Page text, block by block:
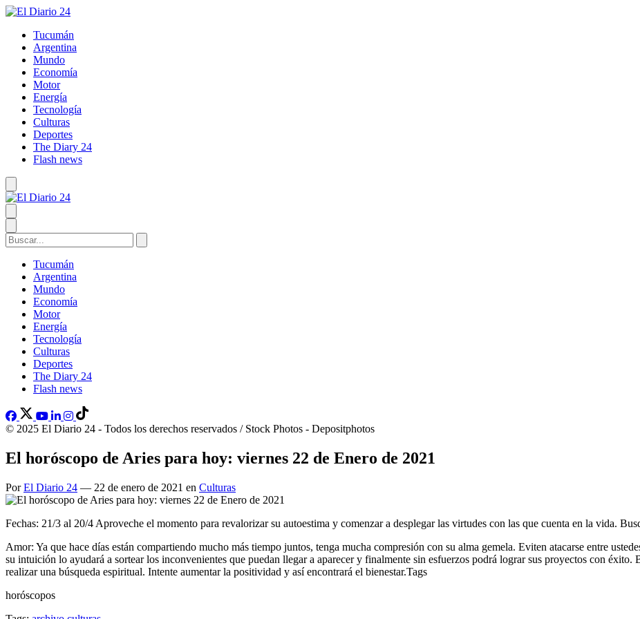
Tucumán
Argentina
Mundo
Economía
Motor
Energía
Tecnología
Culturas
Deportes
The Diary 24
Flash news
Tucumán
Argentina
Mundo
Economía
Motor
Energía
Tecnología
Culturas
Deportes
The Diary 24
Flash news
© 2025 El Diario 24 - Todos los derechos reservados / Stock Photos - Depositphotos
El horóscopo de Aries para hoy: viernes 22 de Enero de 2021
PorEl Diario 24 — 22 de enero de 2021 en Culturas
Fechas: 21/3 al 20/4 Aproveche el momento para revalorizar su autoestima y comenzar a desplegar las virtudes con las que cuenta en la vida.
Amor: Ya que hace días están compartiendo mucho más tiempo juntos, tenga mucha compresión con su alma gemela. Eviten atacarse entre
su intuición lo ayudará a sortear los inconvenientes que puedan llegar a aparecer y finalmente sin esfuerzos podrá lograr sus proyectos con éxito.
realizar una búsqueda espiritual. Intente aumentar la positividad y así encontrará el bienestar.Tags
horóscopos